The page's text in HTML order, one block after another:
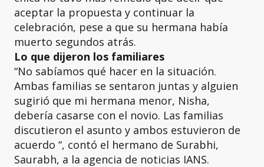
aceptar la propuesta y continuar la
celebración, pese a que su hermana había
muerto segundos atrás.
Lo que dijeron los familiares
“No sabíamos qué hacer en la situación.
Ambas familias se sentaron juntas y alguien
sugirió que mi hermana menor, Nisha,
debería casarse con el novio. Las familias
discutieron el asunto y ambos estuvieron de
acuerdo “, contó el hermano de Surabhi,
Saurabh, a la agencia de noticias IANS.